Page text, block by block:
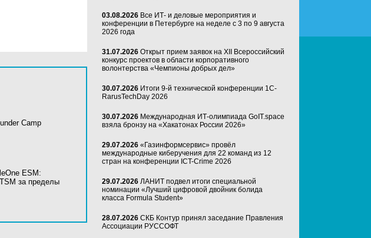
Camp
ESM:
за пределы
03.08.2026 Все ИТ- и деловые мероприятия и
конференции в Петербурге на неделе с 3 по 9 августа
2026 года
31.07.2026 Открыт прием заявок на XII Всероссийский
конкурс проектов в области корпоративного
волонтерства «Чемпионы добрых дел»
30.07.2026 Итоги 9-й технической конференции 1C-
RarusTechDay 2026
30.07.2026 Международная ИТ-олимпиада GoIT.space
взяла бронзу на «Хакатонах России 2026»
29.07.2026 «Газинформсервис» провёл
международные киберучения для 22 команд из 12
стран на конференции ICT-Crime 2026
29.07.2026 ЛАНИТ подвел итоги специальной
номинации «Лучший цифровой двойник болида
класса Formula Student»
28.07.2026 СКБ Контур принял заседание Правления
Ассоциации РУССОФТ